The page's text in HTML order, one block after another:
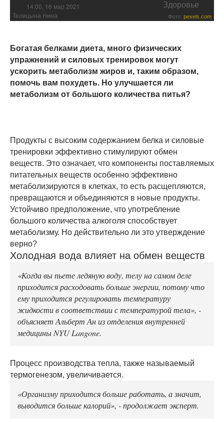
14:00, 16 мар 2021 Здоровье
Телицына Нина Фото: pexels.com
Богатая белками диета, много физических
упражнений и силовых тренировок могут
ускорить метаболизм жиров и, таким образом,
помочь вам похудеть. Но улучшается ли
метаболизм от большого количества питья?
Продукты с высоким содержанием белка и силовые
тренировки эффективно стимулируют обмен
веществ. Это означает, что компоненты поставляемых
питательных веществ особенно эффективно
метаболизируются в клетках, то есть расщепляются,
превращаются и объединяются в новые продукты.
Устойчиво предположение, что употребление
большого количества алкоголя способствует
метаболизму. Но действительно ли это утверждение
верно?
Холодная вода влияет на обмен веществ
«Когда вы пьете ледяную воду, телу на самом деле
приходится расходовать больше энергии, потому что
ему приходится регулировать температуру
жидкости в соответствии с температурой тела», -
объясняет Альберт Ан из отделения внутренней
медицины NYU Langone.
Процесс производства тепла, также называемый
термогенезом, увеличивается.
«Организму приходится больше работать, а значит,
выводится больше калорий», - продолжает эксперт.